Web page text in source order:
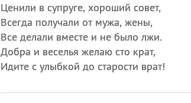
Ценили в супруге, хороший совет,
Всегда получали от мужа, жены,
Все делали вместе и не было лжи.
Добра и веселья желаю сто крат,
Идите с улыбкой до старости врат!